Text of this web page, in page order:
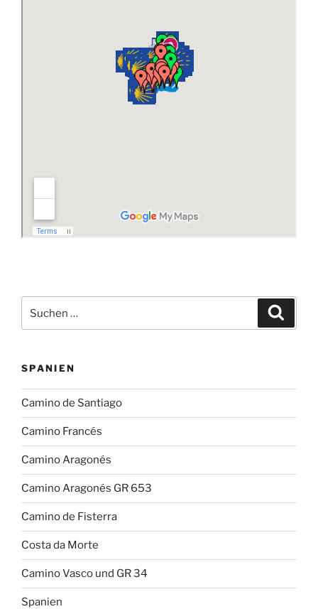
nach:
SPANIEN
Camino de Santiago
Camino Francés
Camino Aragonés
Camino Aragonés GR 653
Camino de Fisterra
Costa da Morte
Camino Vasco und GR 34
Spanien